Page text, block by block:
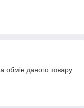
обмін даного товару